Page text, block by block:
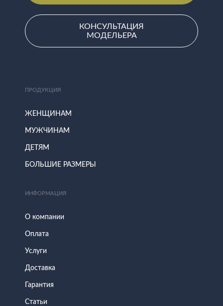
КОНСУЛЬТАЦИЯ
МОДЕЛЬЕРА
ПРОДУКЦИЯ
ЖЕНЩИНАМ
МУЖЧИНАМ
ДЕТЯМ
БОЛЬШИЕ РАЗМЕРЫ
ИНФОРМАЦИЯ
О компании
Оплата
Услуги
Доставка
Гарантия
Статьи